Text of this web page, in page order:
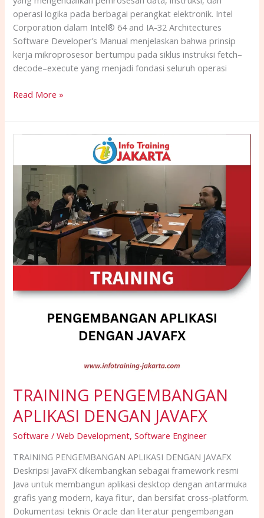
operasi logika pada berbagai perangkat elektronik. Intel
Corporation dalam Intel® 64 and IA-32 Architectures
Software Developer’s Manual menjelaskan bahwa prinsip
kerja mikroprosesor bertumpu pada siklus instruksi fetch–
decode–execute yang menjadi fondasi seluruh operasi
Read More »
TRAINING PENGEMBANGAN
APLIKASI DENGAN JAVAFX
Software / Web Development,Software Engineer
TRAINING PENGEMBANGAN APLIKASI DENGAN JAVAFX
Deskripsi JavaFX dikembangkan sebagai framework resmi
Java untuk membangun aplikasi desktop dengan antarmuka
grafis yang modern, kaya fitur, dan bersifat cross-platform.
Dokumentasi teknis Oracle dan literatur pengembangan
APLIKASI
DENGAN
JAVAFX